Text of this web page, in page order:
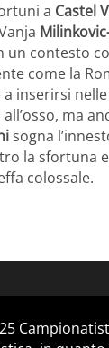
a Castel
un contesto
come la
a inserirsi
ma
sogna
la sfortuna
colossale.